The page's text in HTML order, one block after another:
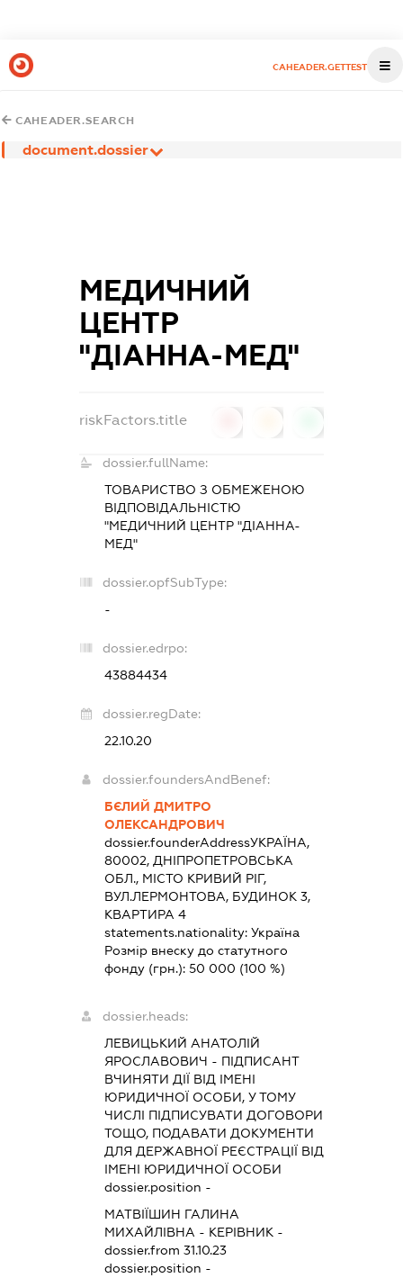
CAHEADER.GETTEST
CAHEADER.SEARCH
document.dossier
МЕДИЧНИЙ
ЦЕНТР
"ДІАННА-МЕД"
riskFactors.title
dossier.fullName:
ТОВАРИСТВО З ОБМЕЖЕНОЮ
ВІДПОВІДАЛЬНІСТЮ
"МЕДИЧНИЙ ЦЕНТР "ДІАННА-
МЕД"
dossier.opfSubType:
-
dossier.edrpo:
43884434
dossier.regDate:
22.10.20
dossier.foundersAndBenef:
БЄЛИЙ ДМИТРО
ОЛЕКСАНДРОВИЧ
dossier.founderAddressУКРАЇНА,
80002, ДНІПРОПЕТРОВСЬКА
ОБЛ., МІСТО КРИВИЙ РІГ,
ВУЛ.ЛЕРМОНТОВА, БУДИНОК 3,
КВАРТИРА 4
statements.nationality: Україна
Розмір внеску до статутного
фонду (грн.): 50 000 (100 %)
dossier.heads:
ЛЕВИЦЬКИЙ АНАТОЛІЙ
ЯРОСЛАВОВИЧ - ПІДПИСАНТ
ВЧИНЯТИ ДІЇ ВІД ІМЕНІ
ЮРИДИЧНОЇ ОСОБИ, У ТОМУ
ЧИСЛІ ПІДПИСУВАТИ ДОГОВОРИ
ТОЩО, ПОДАВАТИ ДОКУМЕНТИ
ДЛЯ ДЕРЖАВНОЇ РЕЄСТРАЦІЇ ВІД
ІМЕНІ ЮРИДИЧНОЇ ОСОБИ
dossier.position -
МАТВІЇШИН ГАЛИНА
МИХАЙЛІВНА - КЕРІВНИК -
dossier.from 31.10.23
dossier.position -